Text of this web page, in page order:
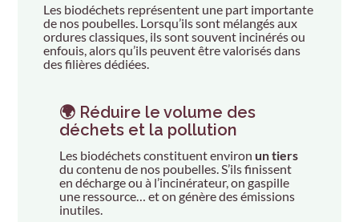
Les biodéchets représentent une part importante
de nos poubelles. Lorsqu’ils sont mélangés aux
ordures classiques, ils sont souvent incinérés ou
enfouis, alors qu’ils peuvent être valorisés dans
des filières dédiées.
🌍 Réduire le volume des
déchets et la pollution
Les biodéchets constituent environ un tiers
du contenu de nos poubelles. S’ils finissent
en décharge ou à l’incinérateur, on gaspille
une ressource… et on génère des émissions
inutiles.